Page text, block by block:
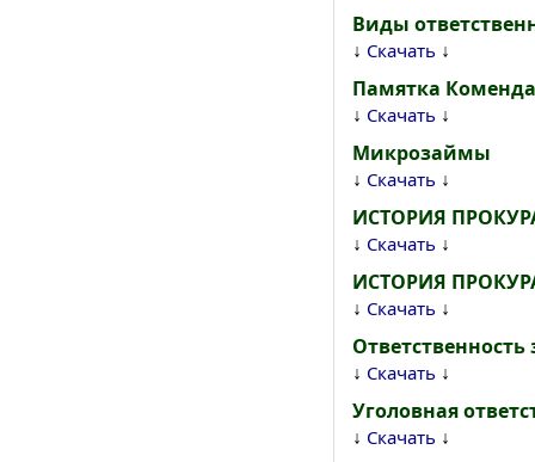
Виды
↓ Скачать ↓
Памятка
↓ Скачать ↓
Микрозаймы
↓ Скачать ↓
ИСТОРИЯ
↓ Скачать ↓
ИСТОРИЯ
↓ Скачать ↓
↓ Скачать ↓
Уголовная
↓ Скачать ↓